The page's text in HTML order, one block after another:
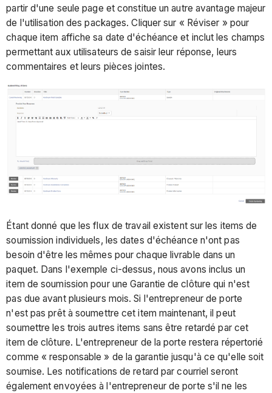
partir d'une seule page et constitue un autre avantage majeur
de l'utilisation des packages. Cliquer sur « Réviser » pour
chaque item affiche sa date d'échéance et inclut les champs
permettant aux utilisateurs de saisir leur réponse, leurs
commentaires et leurs pièces jointes.
Étant donné que les flux de travail existent sur les items de
soumission individuels, les dates d'échéance n'ont pas
besoin d'être les mêmes pour chaque livrable dans un
paquet. Dans l'exemple ci-dessus, nous avons inclus un
item de soumission pour une Garantie de clôture qui n'est
pas due avant plusieurs mois. Si l'entrepreneur de porte
n'est pas prêt à soumettre cet item maintenant, il peut
soumettre les trois autres items sans être retardé par cet
item de clôture. L'entrepreneur de la porte restera répertorié
comme « responsable » de la garantie jusqu'à ce qu'elle soit
soumise. Les notifications de retard par courriel seront
également envoyées à l'entrepreneur de porte s'il ne les